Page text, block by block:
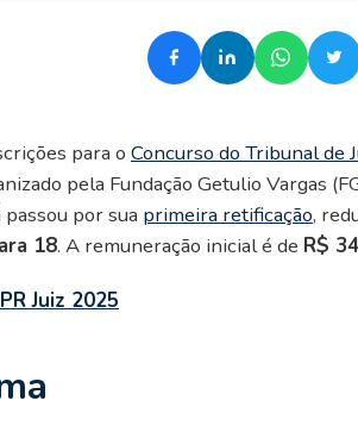
para o Concurso do Tribunal de
pela Fundação Getulio Vargas
passou por sua primeira retificação,
18. A remuneração inicial é de R$
Juiz 2025